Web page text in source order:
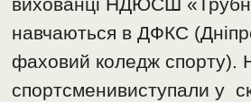
вихованці НДЮСШ
навчаються в ДФКС
фаховий коледж спорту).
спортсменивиступали у